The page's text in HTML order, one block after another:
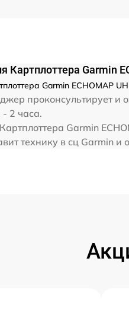
Картплоттера Garmin
Garmin ECHOMAP
проконсультирует и
2 часа.
Garmin
технику в сц Garmin и